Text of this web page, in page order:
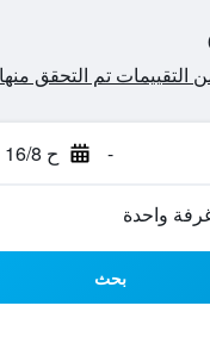
- ح 16/8
بحث